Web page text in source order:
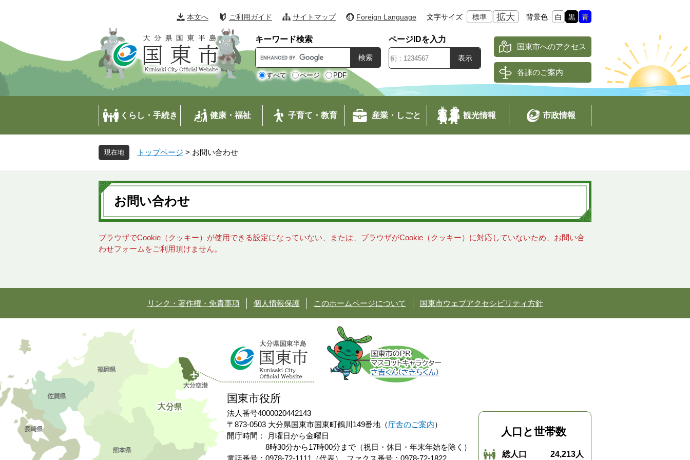
の
で
す
。
ー
ば
し
て
本文へ ご利用ガイド サイトマップ Foreign Language 文字サイズ 標準 拡大 背景色 白 黒 青
キーワード検索
o
o
l
すべて ページ PDF
ページIDを入力
国東市へのアクセス
各課のご案内
くらし・手続き 健康・福祉 子育て・教育 産業・しごと 観光情報 市政情報
トップページ > お問い合わせ
本
文
お問い合わせ
ブラウザでCookie（クッキー）が使用できる設定になっていない、または、ブラウザがCookie（クッキー）に対応していないため、お問い合
わせフォームをご利用頂けません。
リンク・著作権・免責事項 個人情報保護 このホームページについて 国東市ウェブアクセシビリティ方針
国東市役所
法人番号4000020442143
〒873-0503 大分県国東市国東町鶴川149番地（庁舎のご案内）
開庁時間：
月曜日から金曜日
8時30分から17時00分まで（祝日・休日・年末年始を除く）
電話番号：0978-72-1111（代表）
ファクス番号：0978-72-1822
人口と世帯数
総人口 24,213人